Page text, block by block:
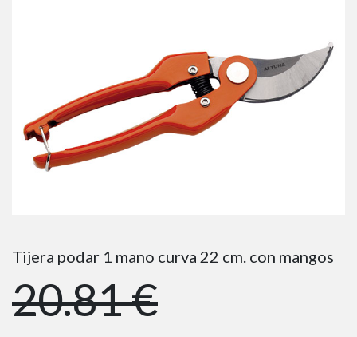
Tijera podar 1 mano curva 22 cm. con mangos
20.81 €